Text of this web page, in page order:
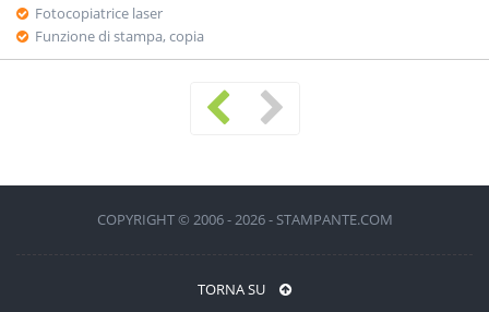
Fotocopiatrice laser
Funzione di stampa, copia
COPYRIGHT © 2006 - 2026 - STAMPANTE.COM
TORNA SU